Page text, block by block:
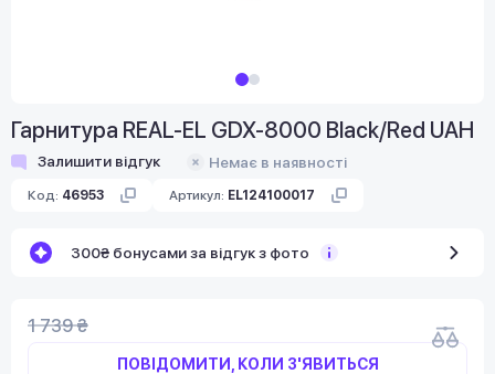
Гарнитура REAL-EL GDX-8000 Black/Red UAH
Залишити відгук Немає в наявності
Код: 46953 Артикул: EL124100017
300₴ бонусами за відгук з фото
1 739 ₴
ПОВІДОМИТИ, КОЛИ З'ЯВИТЬСЯ